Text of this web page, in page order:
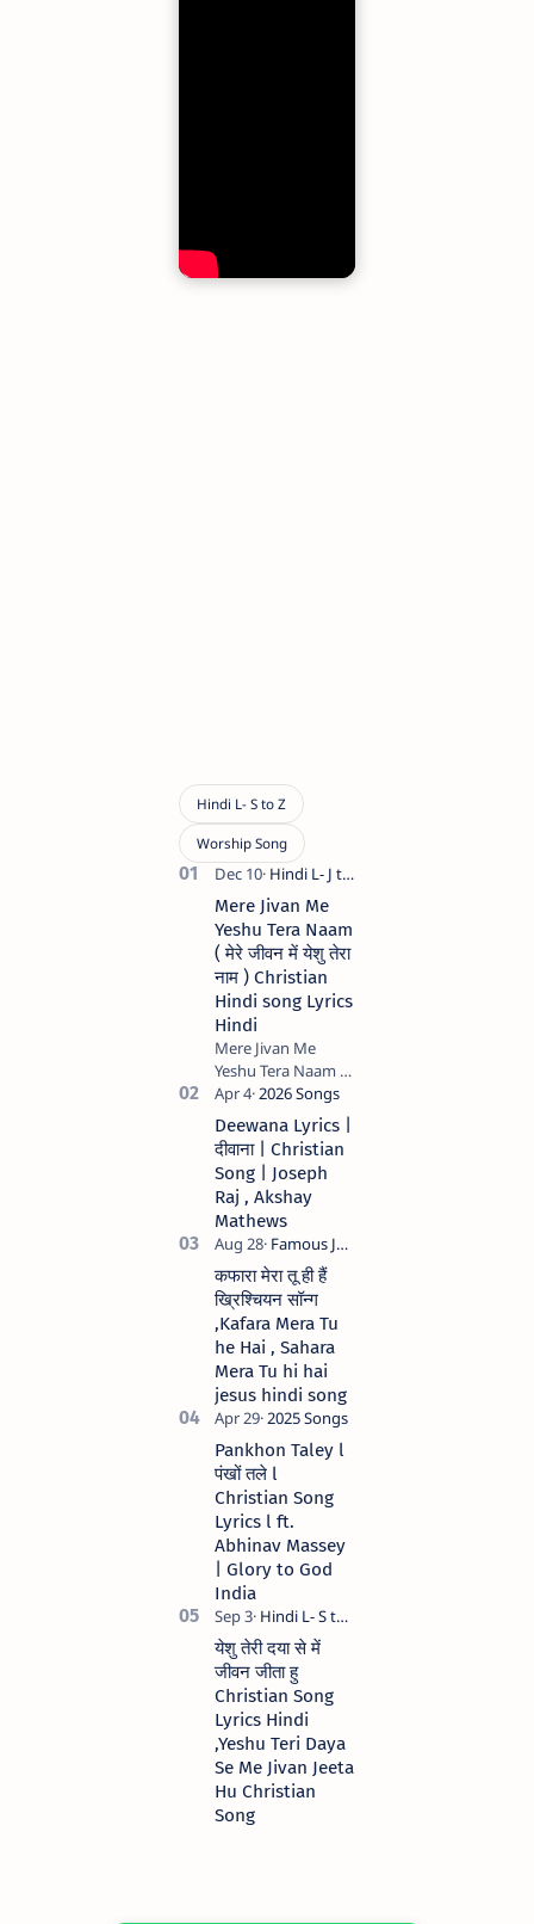
Mere Jivan Me
Yeshu Tera Naam
( मेरे जीवन में येशु तेरा
नाम ) Christian
Hindi song Lyrics
Hindi
Mere Jivan Me
Yeshu Tera Naam (
मेरे जीवन में येशु तेरा नाम )
Christian Hindi
song Lyrics Hindi
Anil Kant …
Deewana Lyrics |
दीवाना | Christian
Song | Joseph
Raj , Akshay
Mathews
कफारा मेरा तू ही हैं
ख्रिश्चियन सॉन्ग
,Kafara Mera Tu
he Hai , Sahara
Mera Tu hi hai
jesus hindi song
Pankhon Taley l
पंखों तले l
Christian Song
Lyrics l ft.
Abhinav Massey
| Glory to God
India
येशु तेरी दया से में
जीवन जीता हु
Christian Song
Lyrics Hindi
,Yeshu Teri Daya
Se Me Jivan Jeeta
Hu Christian
Song